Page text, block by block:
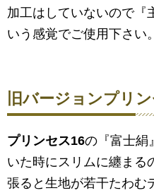
加工はしていないので『
いう感覚でご使用下さい。
旧バージョンプリ
プリンセス16の『富士絹
いた時にスリムに纏まる
張ると生地が若干たわむ